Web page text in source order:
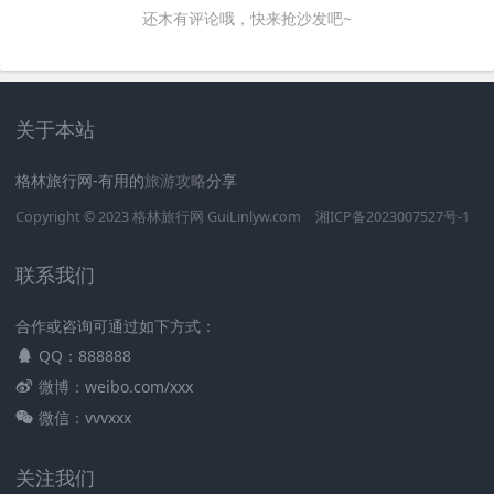
还木有评论哦，快来抢沙发吧~
关于本站
格林旅行网-有用的旅游攻略分享
Copyright © 2023格林旅行网 GuiLinlyw.com 湘ICP备2023007527号-1
联系我们
合作或咨询可通过如下方式：
QQ：888888
微博：weibo.com/xxx
微信：vvvxxx
关注我们